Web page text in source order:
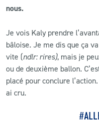
nous.
Je vois Kaly prendre
bâloise. Je me dis que ça
vite (ndlr: rires), mais je
ou de deuxième ballon.
placé pour conclure
ai cru.